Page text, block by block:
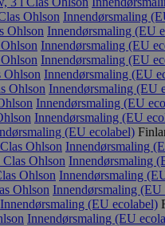
Ohlson Innendørsmaling
Ohlson Innendørsmaling (EU
Innendørsmaling (EU
Innendørsmaling (EU
Ohlson Innendørsmaling (EU
Ohlson Innendørsmaling (EU
Innendørsmaling (EU
Innendørsmaling (EU
(EU ecolabel)
Clas Ohlson Innendørsmaling
Clas Ohlson Innendørsmaling
Ohlson Innendørsmaling
Ohlson Innendørsmaling (EU
Innendørsmaling (EU ecolabel)
Innendørsmaling (EU